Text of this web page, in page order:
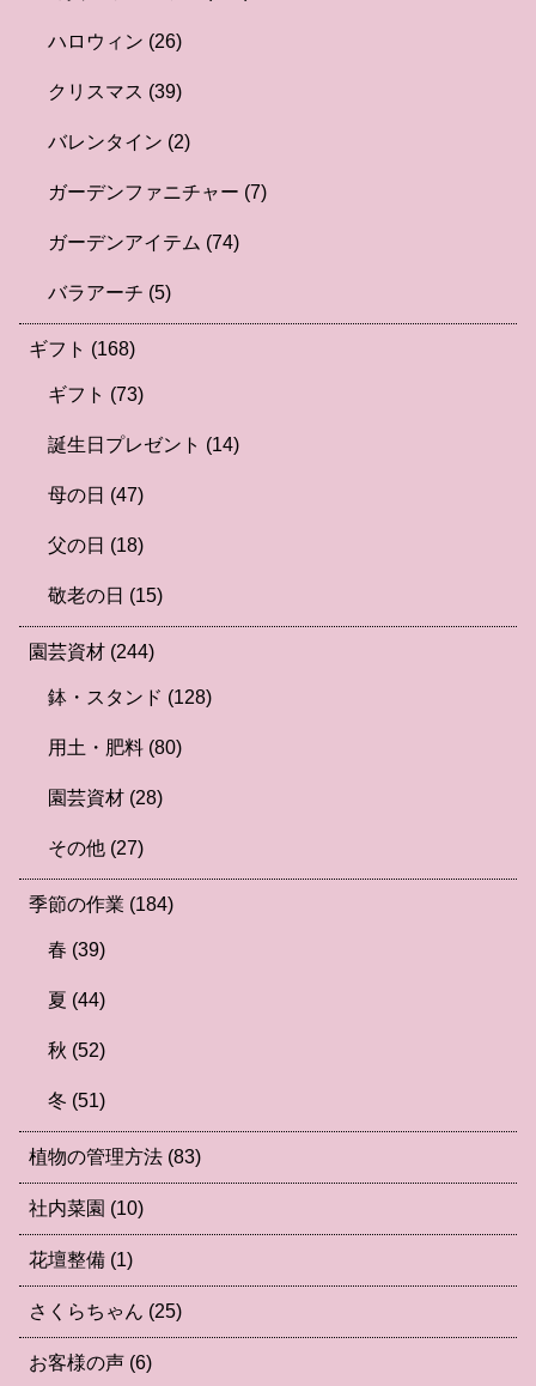
ハロウィン (26)
クリスマス (39)
バレンタイン (2)
ガーデンファニチャー (7)
ガーデンアイテム (74)
バラアーチ (5)
ギフト (168)
ギフト (73)
誕生日プレゼント (14)
母の日 (47)
父の日 (18)
敬老の日 (15)
園芸資材 (244)
鉢・スタンド (128)
用土・肥料 (80)
園芸資材 (28)
その他 (27)
季節の作業 (184)
春 (39)
夏 (44)
秋 (52)
冬 (51)
植物の管理方法 (83)
社内菜園 (10)
花壇整備 (1)
さくらちゃん (25)
お客様の声 (6)